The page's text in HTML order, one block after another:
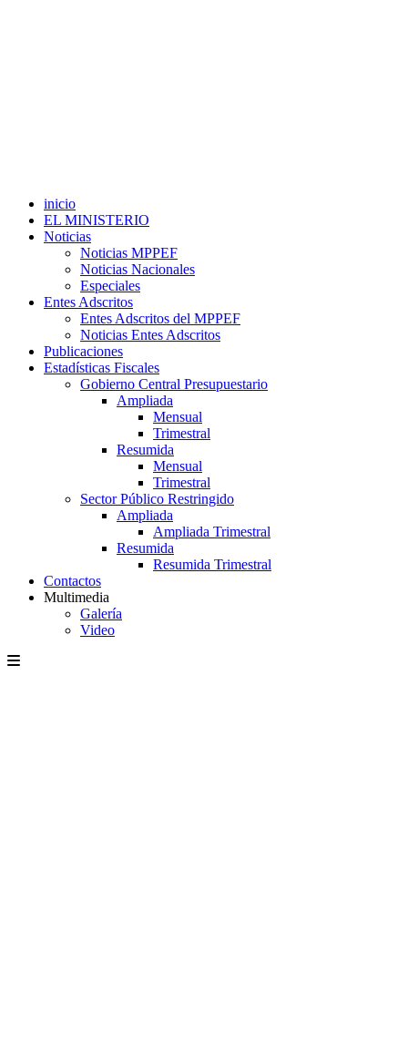
inicio
EL MINISTERIO
Noticias
Noticias MPPEF
Noticias Nacionales
Especiales
Entes Adscritos
Entes Adscritos del MPPEF
Noticias Entes Adscritos
Publicaciones
Estadísticas Fiscales
Gobierno Central Presupuestario
Ampliada
Mensual
Trimestral
Resumida
Mensual
Trimestral
Sector Público Restringido
Ampliada
Ampliada Trimestral
Resumida
Resumida Trimestral
Contactos
Multimedia
Galería
Video